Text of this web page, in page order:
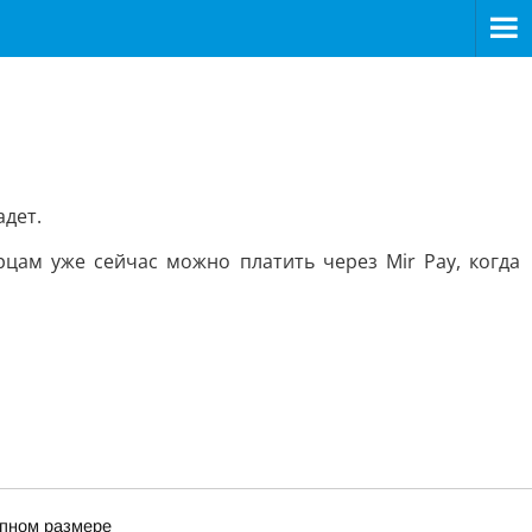
уже сейчас можно платить через Mir Pay, когда
размере